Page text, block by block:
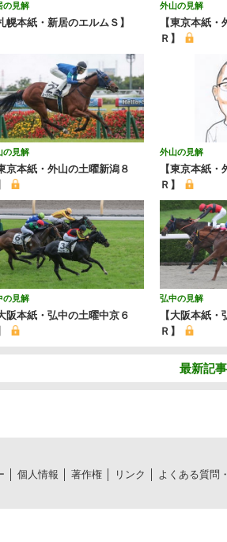
の見解
幌本紙・新居のエルムＳ】
外山の見解
【東京本紙・
Ｒ】
の見解
京本紙・外山の土曜新潟８
外山の見解
【東京本紙
Ｒ】
の見解
阪本紙・弘中の土曜中京６
弘中の見解
【大阪本紙
Ｒ】
最新記
個人情報 著作権 リンク よくある質問